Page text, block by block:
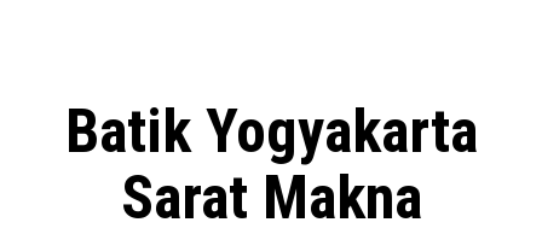
Batik Yogyakarta
Sarat Makna